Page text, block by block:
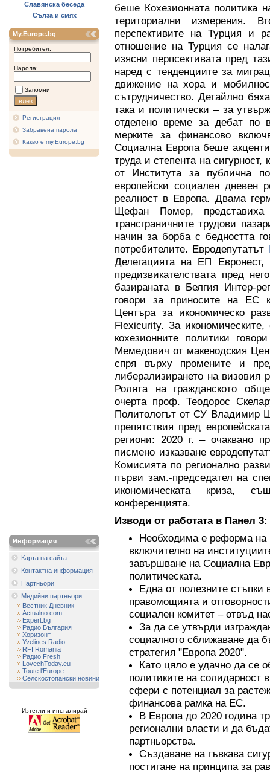
Славянска беседа
Сълза и смях
My.Europe.bg
Потребител:
Парола:
Запомни
Регистрация
Забравена парола
Какво е my.Europe.bg
Информация
Карта на сайта
Контактна информация
Партньори
Медийни партньори
Вестник Дневник
Actualno.com
Expert.bg
Радио България
Хоризонт
Yvelines Radio
RFI Romania
Радио Fresh
LovechToday.eu
Toute l'Europe
Селскостопански новини
Изтегли и инсталирай
беше Кохезионната политика
териториални измерения.
перспективите на Турция и
отношение на Турция се
изясни перпсективата пред
наред с тенденциите за
движение на хора и
сътрудничество. Детайлно
така и политически – за
отделено време за дебат по
мерките за финансово
Социална Европа беше
труда и степента на
от Института за публична
европейски социален дневен
реалност в Европа. Двама
Щефан Помер,
трансграничните трудови
начин за борба с бедността
потребителите. Евродепутатът
Делегацията на ЕП Евронест,
предизвикателствата пред
базираната в Белгия Интер-
говори за приносите на ЕС
Центъра за икономическо
Flexicurity. За
кохезионните политики
Мемедович от макенодския
спря върху промените и
либерализирането на визовия
Ролята на гражданското
очерта проф. Теодорос
Политологът от СУ Владимир
препятствия пред
региони: 2020 г. – очаквано
писмено изказване
Комисията по регионално
първи зам.-председател на
икономическата криза,
конференцията.
Изводи от работата в Панел 3:
Необходима е реформа на
включително на
завършване на Социална
политическата.
Една от полезните стъпки
правомощията и
социален комитет – отвъд
За да се утвърди
социалното сближаване да
стратегия "Европа 2020".
Като цяло е удачно да се
политиките на солидарност
сфери с потенциал за
финансова рамка на ЕС.
В Европа до 2020 година
регионални власти и да
партньорства.
Създаване на гъвкава
постигане на принципа за